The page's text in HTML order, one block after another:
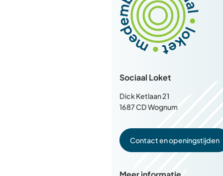
begin
van
paginainhoud
Sociaal Loket
Dick Ketlaan 21
1687 CD Wognum
Contact en openingstijden